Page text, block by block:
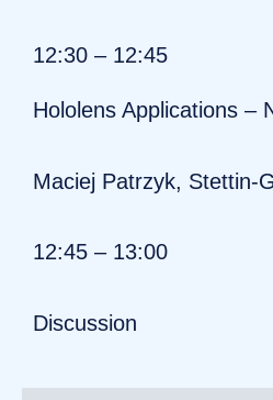
12:30 – 12:45
Hololens Applications –
Maciej Patrzyk, Stettin-
12:45 – 13:00
Discussion